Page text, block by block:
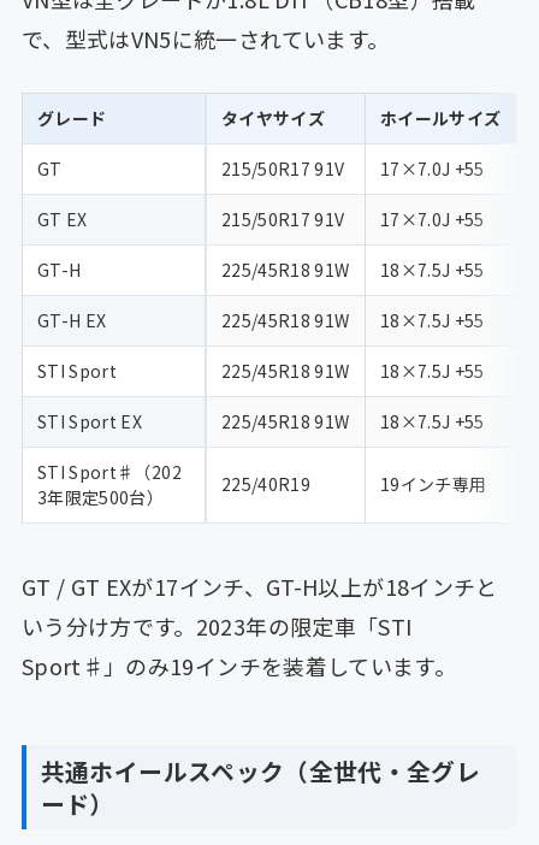
で、型式はVN5に統一されています。
グレード タイヤサイズ ホイールサイズ
GT 215/50R17 91V 17×7.0J +55
GT EX 215/50R17 91V 17×7.0J +55
GT-H 225/45R18 91W 18×7.5J +55
GT-H EX 225/45R18 91W 18×7.5J +55
STI Sport 225/45R18 91W 18×7.5J +55
STI Sport EX 225/45R18 91W 18×7.5J +55
STI Sport♯（202
3年限定500台）
225/40R19 19インチ専用
GT / GT EXが17インチ、GT-H以上が18インチと
いう分け方です。2023年の限定車「STI
Sport♯」のみ19インチを装着しています。
共通ホイールスペック（全世代・全グレ
ード）